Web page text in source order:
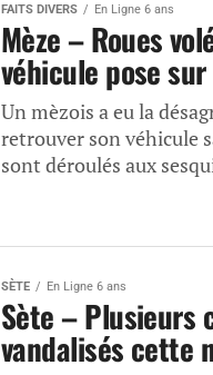
FAITS DIVERS En Ligne 6 ans
Mèze – Roues
véhicule pose
Un mèzois a eu la
retrouver son véhicule
sont déroulés aux
SÈTE En Ligne 6 ans
Sète – Plusieurs
vandalisés cette